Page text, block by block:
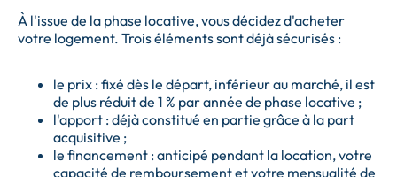
À l'issue de la phase locative, vous décidez d'acheter
votre logement. Trois éléments sont déjà sécurisés :
le prix : fixé dès le départ, inférieur au marché, il est
de plus réduit de 1 % par année de phase locative ;
l'apport : déjà constitué en partie grâce à la part
acquisitive ;
le financement : anticipé pendant la location, votre
capacité de remboursement et votre mensualité de